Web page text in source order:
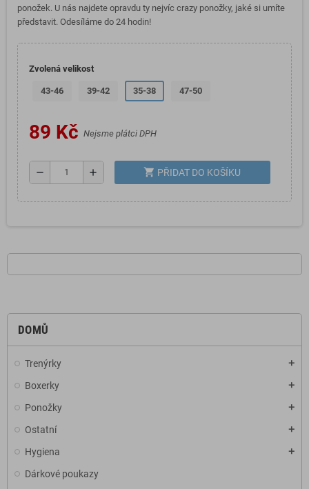
DOMŮ
Trenýrky add
Boxerky add
Ponožky add
Ostatní add
Hygiena add
Dárkové poukazy
ponožek. U nás najdete opravdu ty nejvíc crazy ponožky, jaké si umíte
představit. Odesíláme do 24 hodin!
Zvolená velikost
43-46 39-42 35-38 47-50
89 Kč Nejsme plátci DPH
remove add shopping_cart PŘIDAT DO KOŠÍKU